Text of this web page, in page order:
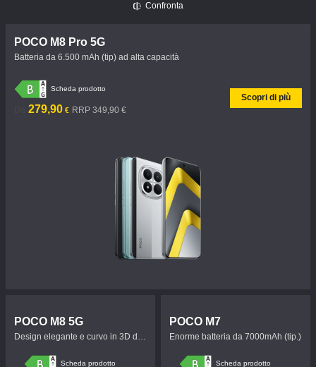
Confronta
POCO M8 Pro 5G
Batteria da 6.500 mAh (tip) ad alta capacità
Scheda prodotto
279,90 €
Current Price €279.9RRP 349,90 €
Prezzo promozionale 349,90 €
Scopri di più
POCO M8 5G
Design elegante e curvo in 3D da
Scheda prodotto
POCO M7
Enorme batteria da 7000mAh (tip.)
Scheda prodotto